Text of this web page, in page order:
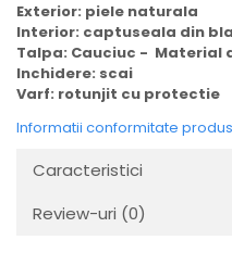
Exterior: piele naturala
Interior: captuseala din
Talpa: Cauciuc -
Inchidere: scai
Varf: rotunjit cu protectie
Informatii conformitate produs
Caracteristici
Review-uri (0)